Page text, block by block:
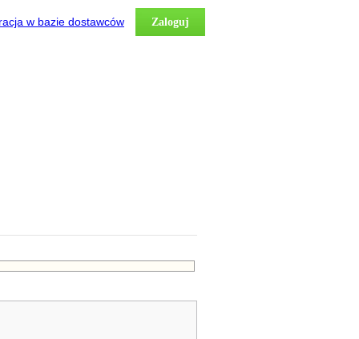
w bazie dostawców Zaloguj